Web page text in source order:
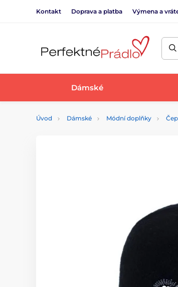
Kontakt Doprava a platba Výmena a
Dámské
Úvod Dámské Módní doplňky